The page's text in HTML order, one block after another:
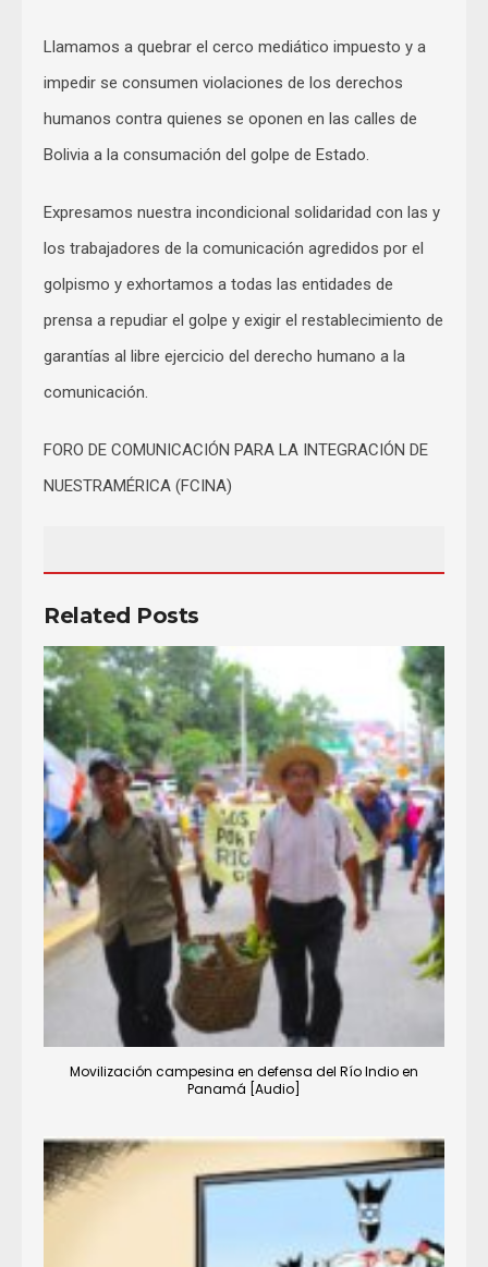
Llamamos a quebrar el cerco mediático impuesto y a
impedir se consumen violaciones de los derechos
humanos contra quienes se oponen en las calles de
Bolivia a la consumación del golpe de Estado.
Expresamos nuestra incondicional solidaridad con las y
los trabajadores de la comunicación agredidos por el
golpismo y exhortamos a todas las entidades de
prensa a repudiar el golpe y exigir el restablecimiento de
garantías al libre ejercicio del derecho humano a la
comunicación.
FORO DE COMUNICACIÓN PARA LA INTEGRACIÓN DE
NUESTRAMÉRICA (FCINA)
Related Posts
Movilización campesina en defensa del Río Indio en
Panamá [Audio]